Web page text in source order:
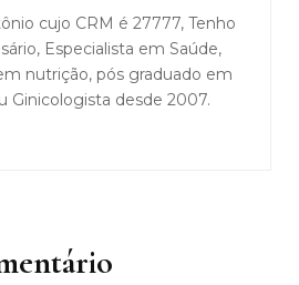
cujo CRM é 27777, Tenho
Especialista em Saúde,
nutrição, pós graduado em
Ginicologista desde 2007.